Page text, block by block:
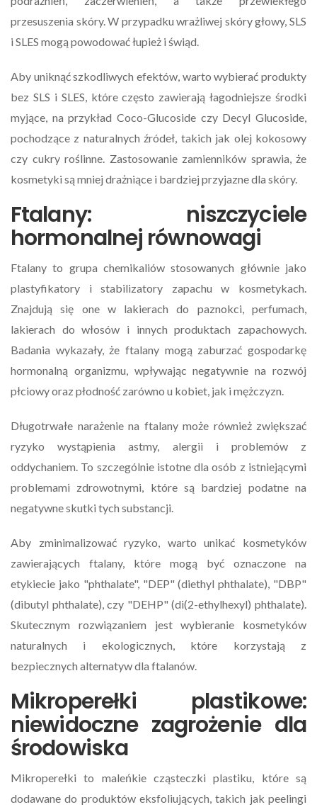
przesuszenia skóry. W przypadku wrażliwej skóry głowy, SLS
i SLES mogą powodować łupież i świąd.
Aby uniknąć szkodliwych efektów, warto wybierać produkty
bez SLS i SLES, które często zawierają łagodniejsze środki
myjące, na przykład Coco-Glucoside czy Decyl Glucoside,
pochodzące z naturalnych źródeł, takich jak olej kokosowy
czy cukry roślinne. Zastosowanie zamienników sprawia, że
kosmetyki są mniej drażniące i bardziej przyjazne dla skóry.
Ftalany: niszczyciele
hormonalnej równowagi
Ftalany to grupa chemikaliów stosowanych głównie jako
plastyfikatory i stabilizatory zapachu w kosmetykach.
Znajdują się one w lakierach do paznokci, perfumach,
lakierach do włosów i innych produktach zapachowych.
Badania wykazały, że ftalany mogą zaburzać gospodarkę
hormonalną organizmu, wpływając negatywnie na rozwój
płciowy oraz płodność zarówno u kobiet, jak i mężczyzn.
Długotrwałe narażenie na ftalany może również zwiększać
ryzyko wystąpienia astmy, alergii i problemów z
oddychaniem. To szczególnie istotne dla osób z istniejącymi
problemami zdrowotnymi, które są bardziej podatne na
negatywne skutki tych substancji.
Aby zminimalizować ryzyko, warto unikać kosmetyków
zawierających ftalany, które mogą być oznaczone na
etykiecie jako "phthalate", "DEP" (diethyl phthalate), "DBP"
(dibutyl phthalate), czy "DEHP" (di(2-ethylhexyl) phthalate).
Skutecznym rozwiązaniem jest wybieranie kosmetyków
naturalnych i ekologicznych, które korzystają z
bezpiecznych alternatyw dla ftalanów.
Mikroperełki plastikowe:
niewidoczne zagrożenie dla
środowiska
Mikroperełki to maleńkie cząsteczki plastiku, które są
dodawane do produktów eksfoliujących, takich jak peelingi